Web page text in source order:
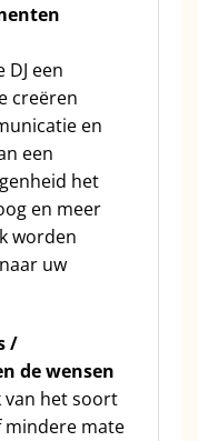
een
creëren
en
een
het
en meer
worden
uw
/
de wensen
van het soort
mindere mate